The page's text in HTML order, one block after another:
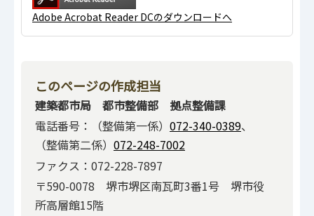
Adobe Acrobat Reader DCのダウンロードへ
このページの作成担当
建築都市局 都市整備部 拠点整備課
電話番号：（整備第一係） 072-340-0389、
（整備第二係） 072-248-7002
ファクス：072-228-7897
〒590-0078 堺市堺区南瓦町3番1号 堺市役
所高層館15階